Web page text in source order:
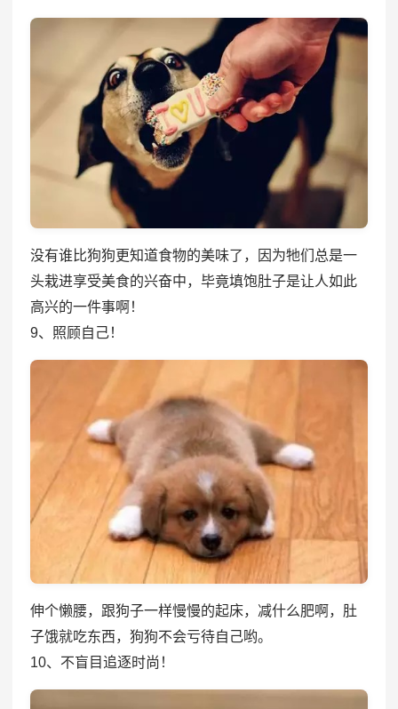
没有谁比狗狗更知道食物的美味了，因为牠们总是一
头栽进享受美食的兴奋中，毕竟填饱肚子是让人如此
高兴的一件事啊！
9、照顾自己！
伸个懒腰，跟狗子一样慢慢的起床，减什么肥啊，肚
子饿就吃东西，狗狗不会亏待自己哟。
10、不盲目追逐时尚！